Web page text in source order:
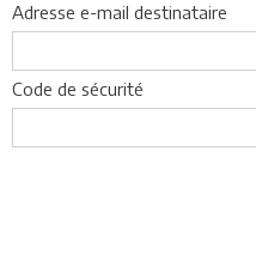
Adresse e-mail destinataire
Code de sécurité